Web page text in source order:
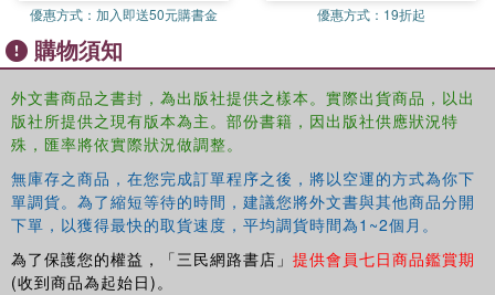
優惠方式： 加入即送50元購書金 優惠方式： 19折起
購物須知
外文書商品之書封，為出版社提供之樣本。實際出貨商品，以出
版社所提供之現有版本為主。部份書籍，因出版社供應狀況特
殊，匯率將依實際狀況做調整。
無庫存之商品，在您完成訂單程序之後，將以空運的方式為你下
單調貨。為了縮短等待的時間，建議您將外文書與其他商品分開
下單，以獲得最快的取貨速度，平均調貨時間為1~2個月。
為了保護您的權益，「三民網路書店」 提供會員七日商品鑑賞期
(收到商品為起始日)。